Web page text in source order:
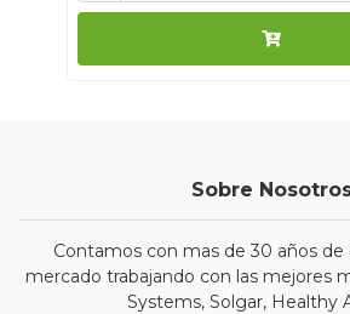
Sobre
Contamos con mas de 30 años de
mercado trabajando con las mejores
Systems, Solgar, Healthy